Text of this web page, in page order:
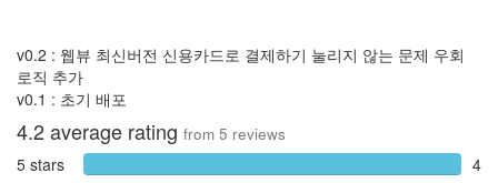
v0.2 : 웹뷰 최신버전 신용카드로 결제하기 눌리지 않는 문제 우회
로직 추가
v0.1 : 초기 배포
4.2average rating from 5 reviews
5 stars 4